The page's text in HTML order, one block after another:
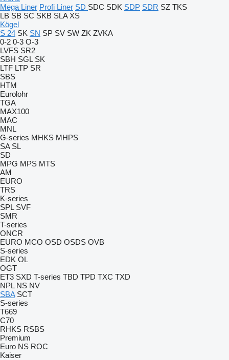
Mega Liner Profi Liner SD SDC SDK SDP SDR SZ TKS
LB SB SC SKB SLA XS
Kögel
S 24 SK SN SP SV SW ZK ZVKA
0-2 0-3 O-3
LVFS SR2
SBH SGL SK
LTF LTP SR
SBS
HTM
Eurolohr
TGA
MAX100
MAC
MNL
G-series MHKS MHPS
SA SL
SD
MPG MPS MTS
AM
EURO
TRS
K-series
SPL SVF
SMR
T-series
ONCR
EURO MCO OSD OSDS OVB
S-series
EDK OL
OGT
ET3 SXD T-series TBD TPD TXC TXD
NPL NS NV
SBA SCT
S-series
T669
C70
RHKS RSBS
Premium
Euro NS ROC
Kaiser